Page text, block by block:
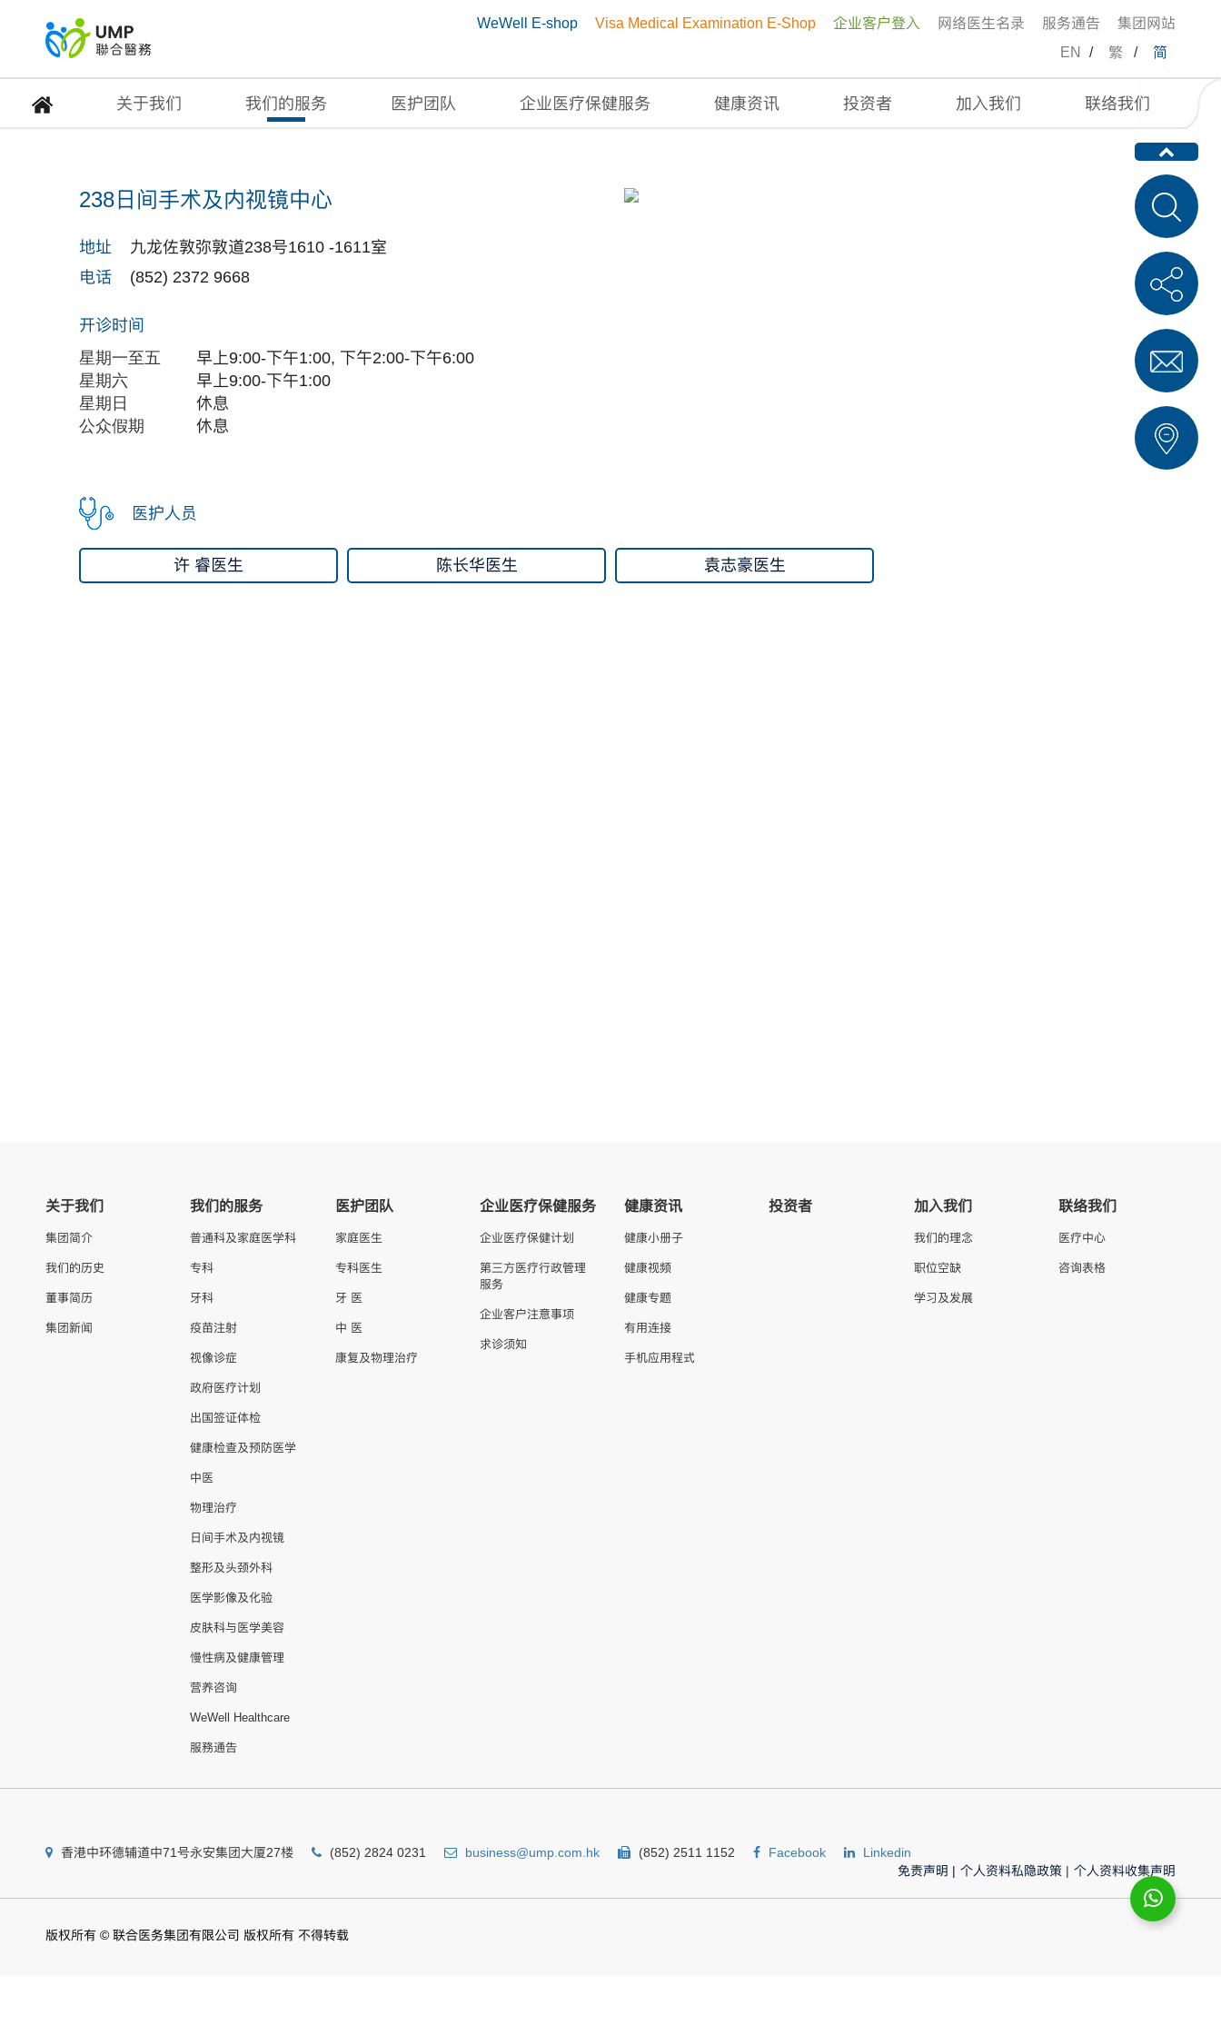
WeWell E-shop Visa Medical Examination E-Shop 企业客户登入 网络医生名录 服务通告
集团网站
EN
/ 繁 / 简
关于我们 我们的服务 医护团队 企业医疗保健服务 健康资讯 投资者 加入我们 联络我们
238日间手术及内视镜中心
238日间手术及内视镜中心
地址
九龙佐敦弥敦道238号1610 -1611室
电话
(852) 2372 9668
开诊时间
星期一至五
早上9:00-下午1:00, 下午2:00-下午6:00
星期六
早上9:00-下午1:00
星期日
休息
公众假期
休息
医护人员
许 睿医生 陈长华医生 袁志豪医生
关于我们
集团简介
我们的历史
董事简历
集团新闻
我们的服务
普通科及家庭医学科
专科
牙科
疫苗注射
视像诊症
政府医疗计划
出国签证体检
健康检查及预防医学
中医
物理治疗
日间手术及内视镜
整形及头颈外科
医学影像及化验
皮肤科与医学美容
慢性病及健康管理
营养咨询
WeWell Healthcare
服務通告
医护团队
家庭医生
专科医生
牙 医
中 医
康复及物理治疗
企业医疗保健服务
企业医疗保健计划
第三方医疗行政管理
服务
企业客户注意事项
求诊须知
健康资讯
健康小册子
健康视频
健康专题
有用连接
手机应用程式
投资者 加入我们
我们的理念
职位空缺
学习及发展
联络我们
医疗中心
咨询表格
香港中环德辅道中71号永安集团大厦27楼 (852) 2824 0231 business@ump.com.hk (852) 2511 1152 Facebook
Linkedin
免责声明 | 个人资料私隐政策 | 个人资料收集声明
版权所有 © 联合医务集团有限公司 版权所有 不得转载